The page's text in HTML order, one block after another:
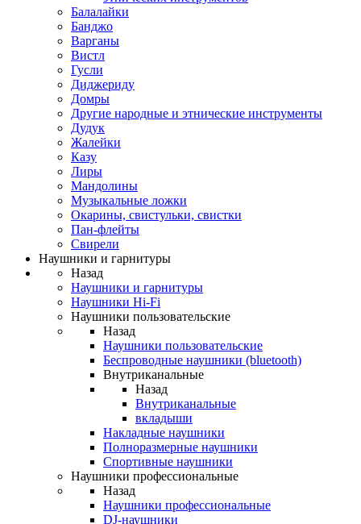
Балалайки
Банджо
Варганы
Вистл
Гусли
Диджериду
Домры
Другие народные и этнические инструменты
Дудук
Жалейки
Казу
Лиры
Мандолины
Музыкальные ложки
Окарины, свистульки, свистки
Пан-флейты
Свирели
Наушники и гарнитуры
Назад
Наушники и гарнитуры
Наушники Hi-Fi
Наушники пользовательские
Назад
Наушники пользовательские
Беспроводные наушники (bluetooth)
Внутриканальные
Назад
Внутриканальные
вкладыши
Накладные наушники
Полноразмерные наушники
Спортивные наушники
Наушники профессиональные
Назад
Наушники профессиональные
DJ-наушники